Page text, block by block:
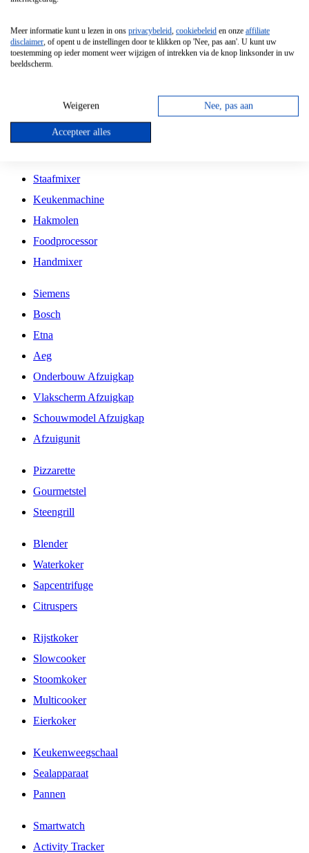
Vrijstaande Magnetron
Vrijstaande Kookplaat
Inbouw Gaskookplaat
Inbouw Keramische Kookplaat
Kookplaat Accessoires
Staafmixer
Keukenmachine
Hakmolen
Foodprocessor
Handmixer
Siemens
Bosch
Etna
Aeg
Onderbouw Afzuigkap
Vlakscherm Afzuigkap
Schouwmodel Afzuigkap
Afzuigunit
Pizzarette
Gourmetstel
Steengrill
Blender
Waterkoker
Sapcentrifuge
Citruspers
Rijstkoker
Slowcooker
Stoomkoker
Multicooker
Eierkoker
Keukenweegschaal
Sealapparaat
Pannen
Smartwatch
Activity Tracker
Meer informatie kunt u lezen in ons privacybeleid, cookiebeleid en onze affiliate
disclaimer, of opent u de instellingen door te klikken op 'Nee, pas aan'. U kunt uw
toestemming op ieder moment weer wijzigen of intrekken via de knop linksonder in uw
beeldscherm.
Weigeren Nee, pas aan
Accepteer alles